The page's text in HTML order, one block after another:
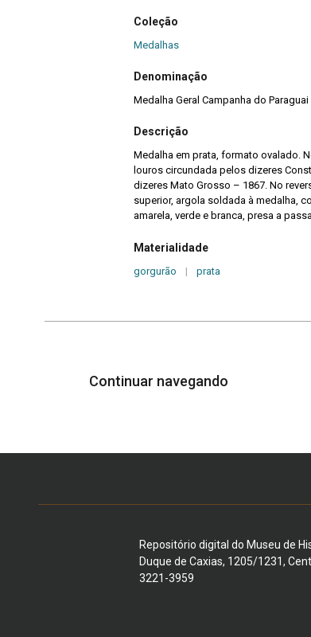
Coleção
Medalhas
Denominação
Medalha Geral Campanha do
Descrição
Medalha em prata, formato ovalado.
louros circundada pelos dizeres
dizeres Mato Grosso – 1867. No
superior, argola soldada à medalha,
amarela, verde e branca, presa a
Materialidade
gorgurão | prata
Continuar navegando
Repositório digital do Museu de
Duque de Caxias, 1205/1231,
3221-3959